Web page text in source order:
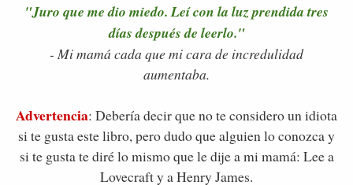
"Juro que me dio miedo. Leí con la luz prendida tres
días después de leerlo."
- Mi mamá cada que mi cara de incredulidad
aumentaba.
Advertencia: Debería decir que no te considero un idiota
si te gusta este libro, pero dudo que alguien lo conozca y
si te gusta te diré lo mismo que le dije a mi mamá: Lee a
Lovecraft y a Henry James.